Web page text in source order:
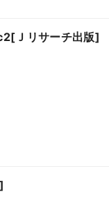
Ｊリサーチ出版]